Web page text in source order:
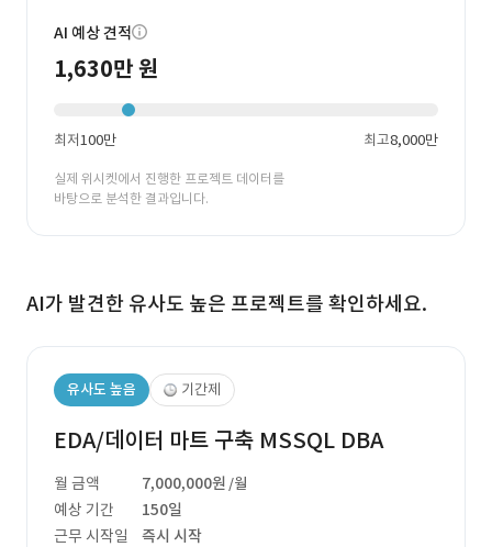
AI 예상 견적
1,630만 원
최저100만 최고8,000만
실제 위시켓에서 진행한 프로젝트 데이터를
바탕으로 분석한 결과입니다.
AI가 발견한 유사도 높은 프로젝트를 확인하세요.
유사도 높음 기간제
EDA/데이터 마트 구축 MSSQL DBA
월 금액 7,000,000원 /월
예상 기간
150일
근무 시작일
즉시 시작